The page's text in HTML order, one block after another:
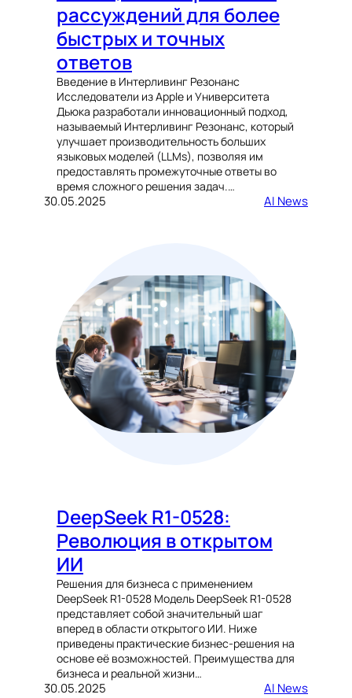
рассуждений для более
быстрых и точных
ответов
Введение в Интерливинг Резонанс
Исследователи из Apple и Университета
Дьюка разработали инновационный подход,
называемый Интерливинг Резонанс, который
улучшает производительность больших
языковых моделей (LLMs), позволяя им
предоставлять промежуточные ответы во
время сложного решения задач.…
30.05.2025 AI News
DeepSeek R1-0528:
Революция в открытом
ИИ
Решения для бизнеса с применением
DeepSeek R1-0528 Модель DeepSeek R1-0528
представляет собой значительный шаг
вперед в области открытого ИИ. Ниже
приведены практические бизнес-решения на
основе её возможностей. Преимущества для
бизнеса и реальной жизни…
30.05.2025 AI News